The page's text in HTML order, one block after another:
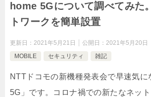
home 5Gについて調べてみた
トワークを簡単設置
更新日： 2021年5月21日 公開日： 2021年5月20日
MOBILE
セキュリティ 雑記
NTTドコモの新機種発表会で早速気に
5G」です。コロナ禍での新たなネッ